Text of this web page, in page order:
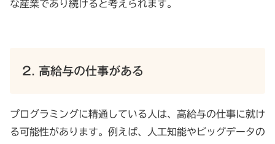
な産業であり続けると考えられます。
2. 高給与の仕事がある
プログラミングに精通している人は、高給与の仕事に就け
る可能性があります。例えば、人工知能やビッグデータの